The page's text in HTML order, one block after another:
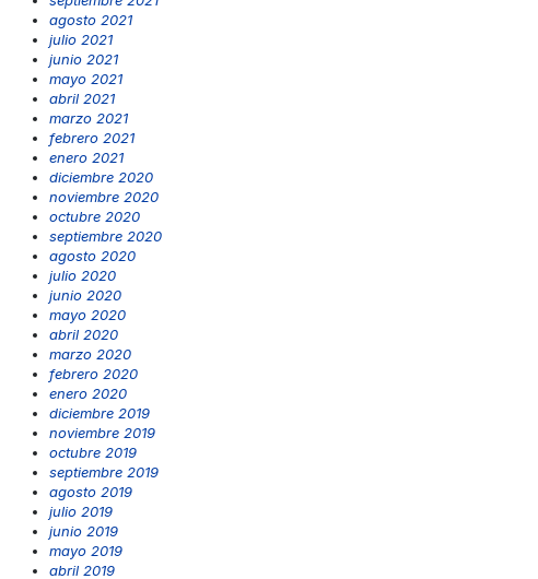
agosto 2021
julio 2021
junio 2021
mayo 2021
abril 2021
marzo 2021
febrero 2021
enero 2021
diciembre 2020
noviembre 2020
octubre 2020
septiembre 2020
agosto 2020
julio 2020
junio 2020
mayo 2020
abril 2020
marzo 2020
febrero 2020
enero 2020
diciembre 2019
noviembre 2019
octubre 2019
septiembre 2019
agosto 2019
julio 2019
junio 2019
mayo 2019
abril 2019